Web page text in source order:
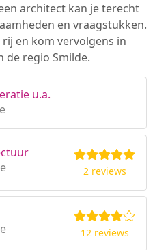
architect kan je terecht
en vraagstukken.
en kom vervolgens in
de regio Smilde.
u.a.
2 reviews
12 reviews